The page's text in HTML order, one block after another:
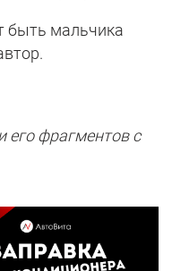
быть мальчика
его фрагментов с